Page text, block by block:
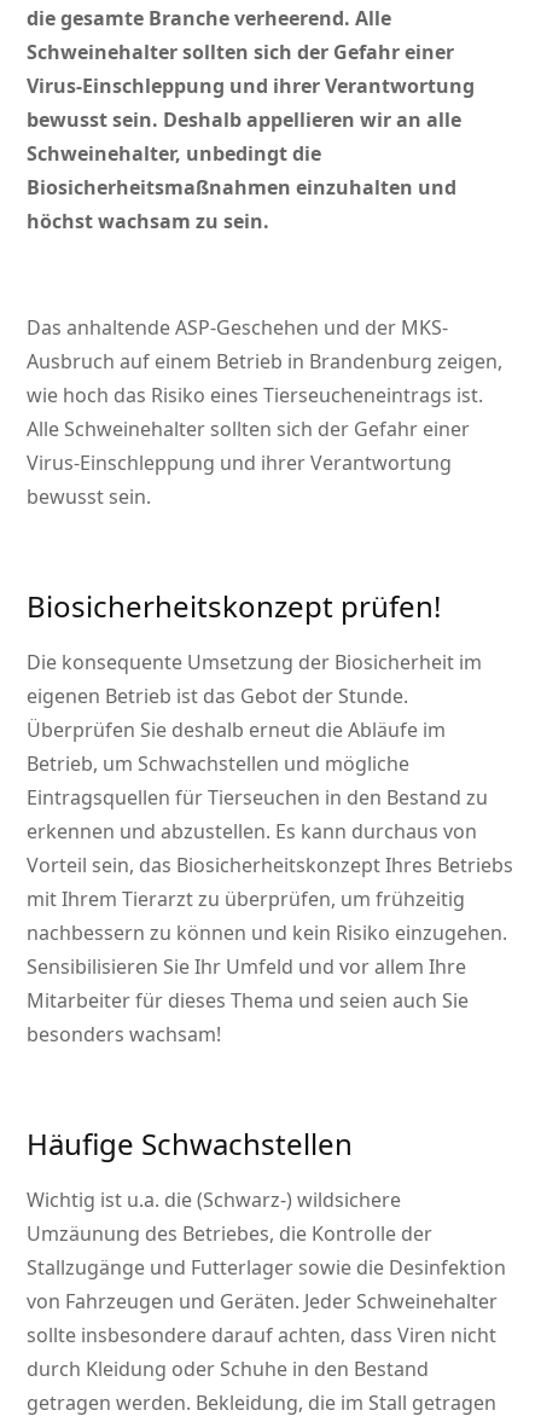
die gesamte Branche verheerend. Alle
Schweinehalter sollten sich der Gefahr einer
Virus-Einschleppung und ihrer Verantwortung
bewusst sein. Deshalb appellieren wir an alle
Schweinehalter, unbedingt die
Biosicherheitsmaßnahmen einzuhalten und
höchst wachsam zu sein.
Das anhaltende ASP-Geschehen und der MKS-
Ausbruch auf einem Betrieb in Brandenburg zeigen,
wie hoch das Risiko eines Tierseucheneintrags ist.
Alle Schweinehalter sollten sich der Gefahr einer
Virus-Einschleppung und ihrer Verantwortung
bewusst sein.
Biosicherheitskonzept prüfen!
Die konsequente Umsetzung der Biosicherheit im
eigenen Betrieb ist das Gebot der Stunde.
Überprüfen Sie deshalb erneut die Abläufe im
Betrieb, um Schwachstellen und mögliche
Eintragsquellen für Tierseuchen in den Bestand zu
erkennen und abzustellen. Es kann durchaus von
Vorteil sein, das Biosicherheitskonzept Ihres Betriebs
mit Ihrem Tierarzt zu überprüfen, um frühzeitig
nachbessern zu können und kein Risiko einzugehen.
Sensibilisieren Sie Ihr Umfeld und vor allem Ihre
Mitarbeiter für dieses Thema und seien auch Sie
besonders wachsam!
Häufige Schwachstellen
Wichtig ist u.a. die (Schwarz-) wildsichere
Umzäunung des Betriebes, die Kontrolle der
Stallzugänge und Futterlager sowie die Desinfektion
von Fahrzeugen und Geräten. Jeder Schweinehalter
sollte insbesondere darauf achten, dass Viren nicht
durch Kleidung oder Schuhe in den Bestand
getragen werden. Bekleidung, die im Stall getragen